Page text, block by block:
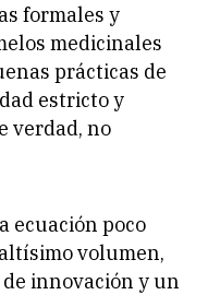
formales y
medicinales
prácticas de
estricto y
verdad, no
ecuación poco
volumen,
innovación y un